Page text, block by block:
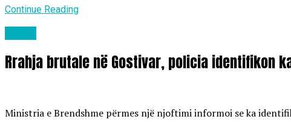
Continue Reading
Rrahja brutale në Gostivar, policia identifikon
Ministria e Brendshme përmes një njoftimi informoi se ka